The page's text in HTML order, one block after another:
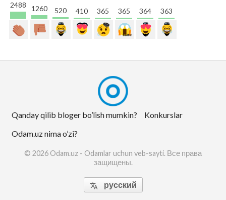
2488 1260 520 410 365 365 364 363
Qanday qilib bloger bo’lish mumkin?
Konkurslar
Odam.uz nima o’zi?
© 2026 Odam.uz - Odamlar uchun veb-sayti. Все права
защищены.
 русский